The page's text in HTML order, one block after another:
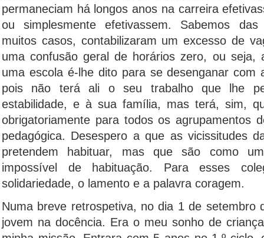
permaneciam há longos anos na carreira
ou simplesmente efetivassem. Sabemos
muitos casos, contabilizaram um excesso de
uma confusão geral de horários zero, ou seja,
uma escola é-lhe dito para se desenganar com
pois não terá ali o seu trabalho que lhe
estabilidade, e à sua família, mas terá, sim,
obrigatoriamente para todos os agrupamentos
pedagógica. Desespero a que as vicissitudes
pretendem habituar, mas que são como
impossível de habituação. Para esses
solidariedade, o lamento e a palavra coragem.
Numa breve retrospetiva, no dia 1 de setembro
jovem na docência. Era o meu sonho de